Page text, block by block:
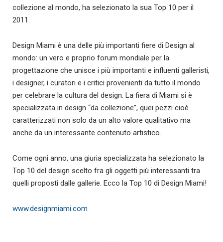
collezione al mondo, ha selezionato la sua Top 10 per il
2011.
Design Miami è una delle più importanti fiere di Design al
mondo: un vero e proprio forum mondiale per la
progettazione che unisce i più importanti e influenti galleristi,
i designer, i curatori e i critici provenienti da tutto il mondo
per celebrare la cultura del design. La fiera di Miami si è
specializzata in design “da collezione”, quei pezzi cioè
caratterizzati non solo da un alto valore qualitativo ma
anche da un interessante contenuto artistico.
Come ogni anno, una giuria specializzata ha selezionato la
Top 10 del design scelto fra gli oggetti più interessanti tra
quelli proposti dalle gallerie. Ecco la Top 10 di Design Miami!
www.designmiami.com